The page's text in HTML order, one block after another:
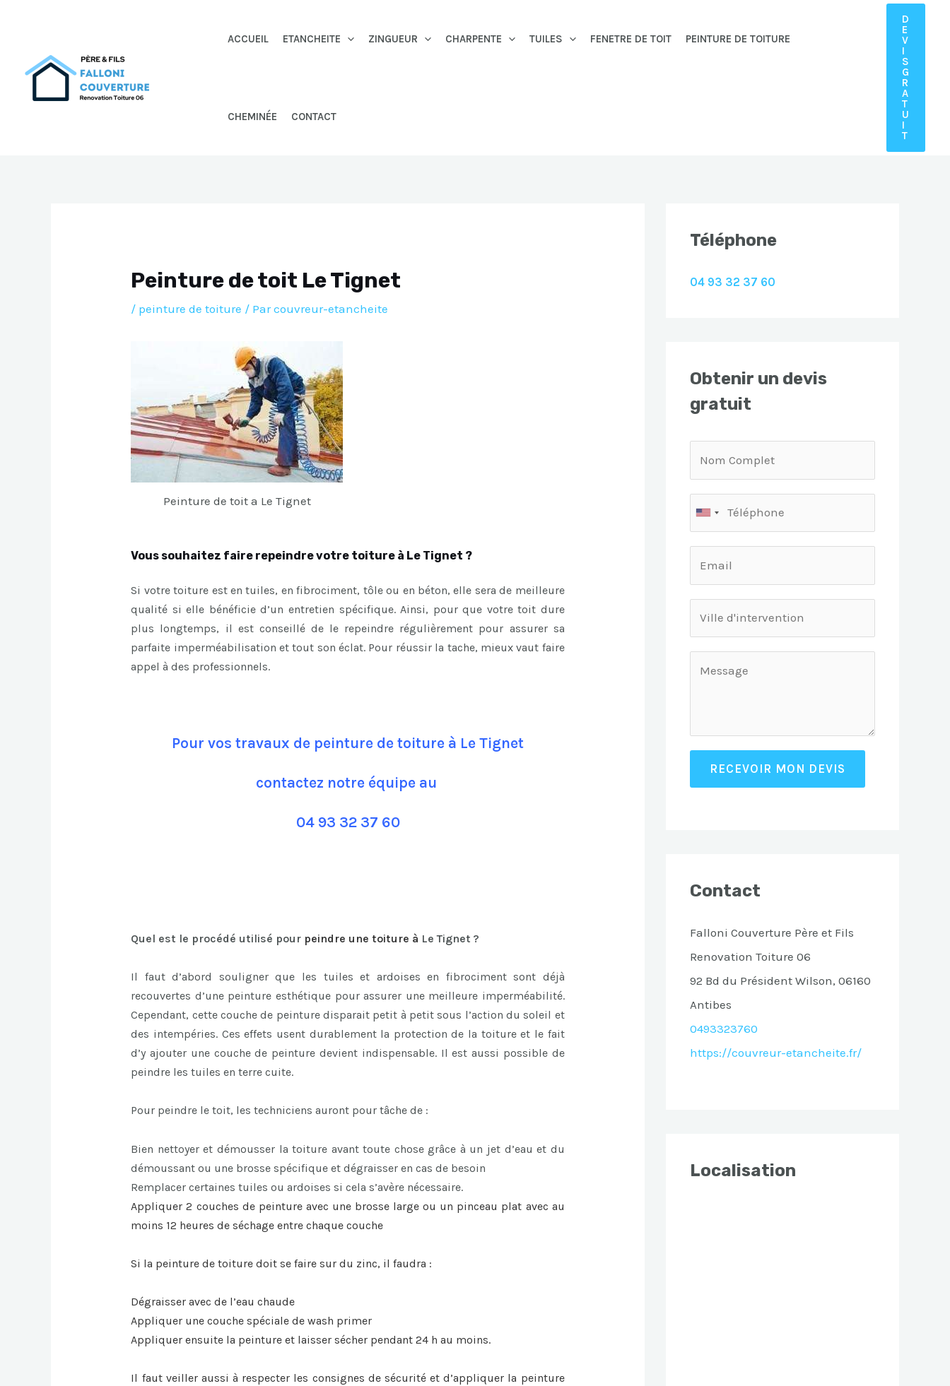
ACCUEIL ETANCHEITE ZINGUEUR CHARPENTE TUILES FENETRE DE TOIT PEINTURE DE TOITURE
CHEMINÉE CONTACT
D
E
V
I
S
G
R
A
T
U
I
T
Peinture de toit Le Tignet
/ peinture de toiture / Parcouvreur-etancheite
Peinture de toit a Le Tignet
Vous souhaitez faire repeindre votre toiture à Le Tignet ?
Si votre toiture est en tuiles, en fibrociment, tôle ou en béton, elle sera de meilleure
qualité si elle bénéficie d’un entretien spécifique. Ainsi, pour que votre toit dure
plus longtemps, il est conseillé de le repeindre régulièrement pour assurer sa
parfaite imperméabilisation et tout son éclat. Pour réussir la tache, mieux vaut faire
appel à des professionnels.
Pour vos travaux de peinture de toiture à Le Tignet
contactez notre équipe au
04 93 32 37 60
Quel est le procédé utilisé pour peindre une toiture à Le Tignet ?
Il faut d’abord souligner que les tuiles et ardoises en fibrociment sont déjà
recouvertes d’une peinture esthétique pour assurer une meilleure imperméabilité.
Cependant, cette couche de peinture disparait petit à petit sous l’action du soleil et
des intempéries. Ces effets usent durablement la protection de la toiture et le fait
d’y ajouter une couche de peinture devient indispensable. Il est aussi possible de
peindre les tuiles en terre cuite.
Pour peindre le toit, les techniciens auront pour tâche de :
Bien nettoyer et démousser la toiture avant toute chose grâce à un jet d’eau et du
démoussant ou une brosse spécifique et dégraisser en cas de besoin
Remplacer certaines tuiles ou ardoises si cela s’avère nécessaire.
Appliquer 2 couches de peinture avec une brosse large ou un pinceau plat avec au
moins 12 heures de séchage entre chaque couche
Si la peinture de toiture doit se faire sur du zinc, il faudra :
Dégraisser avec de l’eau chaude
Appliquer une couche spéciale de wash primer
Appliquer ensuite la peinture et laisser sécher pendant 24 h au moins.
Il faut veiller aussi à respecter les consignes de sécurité et d’appliquer la peinture
Téléphone
04 93 32 37 60
Obtenir un devis
gratuit
RECEVOIR MON DEVIS
Contact
Falloni Couverture Père et Fils
Renovation Toiture 06
92 Bd du Président Wilson, 06160
Antibes
0493323760
https://couvreur-etancheite.fr/
Localisation